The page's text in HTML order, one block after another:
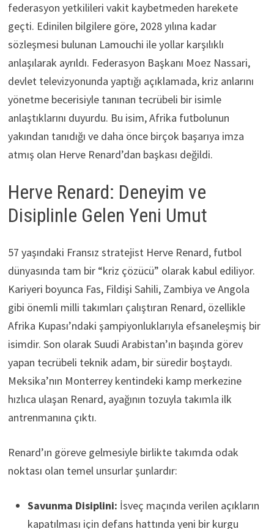
federasyon yetkilileri vakit kaybetmeden harekete
geçti. Edinilen bilgilere göre, 2028 yılına kadar
sözleşmesi bulunan Lamouchi ile yollar karşılıklı
anlaşılarak ayrıldı. Federasyon Başkanı Moez Nassari,
devlet televizyonunda yaptığı açıklamada, kriz anlarını
yönetme becerisiyle tanınan tecrübeli bir isimle
anlaştıklarını duyurdu. Bu isim, Afrika futbolunun
yakından tanıdığı ve daha önce birçok başarıya imza
atmış olan Herve Renard’dan başkası değildi.
Herve Renard: Deneyim ve
Disiplinle Gelen Yeni Umut
57 yaşındaki Fransız stratejist Herve Renard, futbol
dünyasında tam bir “kriz çözücü” olarak kabul ediliyor.
Kariyeri boyunca Fas, Fildişi Sahili, Zambiya ve Angola
gibi önemli milli takımları çalıştıran Renard, özellikle
Afrika Kupası’ndaki şampiyonluklarıyla efsaneleşmiş bir
isimdir. Son olarak Suudi Arabistan’ın başında görev
yapan tecrübeli teknik adam, bir süredir boştaydı.
Meksika’nın Monterrey kentindeki kamp merkezine
hızlıca ulaşan Renard, ayağının tozuyla takımla ilk
antrenmanına çıktı.
Renard’ın göreve gelmesiyle birlikte takımda odak
noktası olan temel unsurlar şunlardır:
Savunma Disiplini: İsveç maçında verilen açıkların
kapatılması için defans hattında yeni bir kurgu